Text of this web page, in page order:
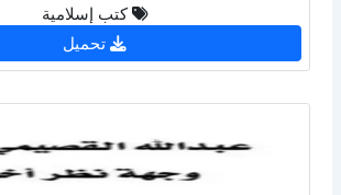
كتب إسلامية
تحميل